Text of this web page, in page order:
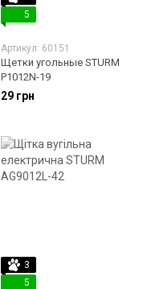
5
Артикул: 60151
Щетки угольные STURM
P1012N-19
29 грн
3
5